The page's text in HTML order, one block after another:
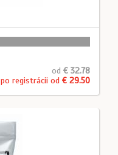
od € 32.78
po registrácii od € 29.50